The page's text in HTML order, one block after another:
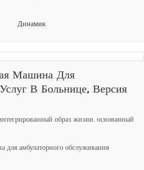
Динамик
Машина Для
В Больнице, Версия
образ жизни, основанный
для амбулаторного обслуживания